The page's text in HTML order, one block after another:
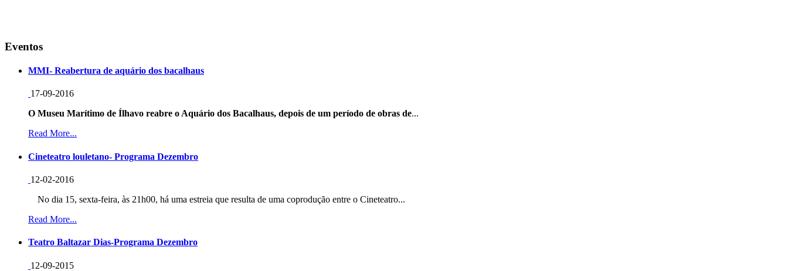
Eventos
MMI- Reabertura de aquário dos bacalhaus
17-09-2016
O Museu Marítimo de Ílhavo reabre o Aquário dos Bacalhaus, depois de um período de obras de...
Read More...
Cineteatro louletano- Programa Dezembro
12-02-2016
No dia 15, sexta-feira, às 21h00, há uma estreia que resulta de uma coprodução entre o Cineteatro...
Read More...
Teatro Baltazar Dias-Programa Dezembro
12-09-2015